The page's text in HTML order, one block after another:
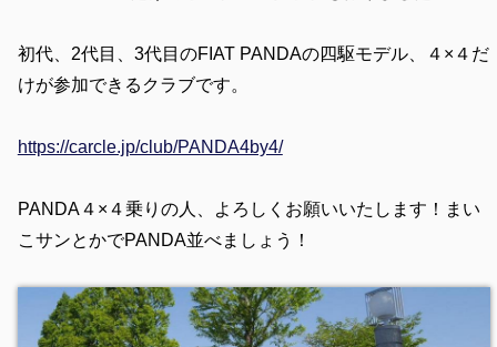
初代、2代目、3代目のFIAT PANDAの四駆モデル、４×４だ
けが参加できるクラブです。
https://carcle.jp/club/PANDA4by4/
PANDA４×４乗りの人、よろしくお願いいたします！まい
こサンとかでPANDA並べましょう！